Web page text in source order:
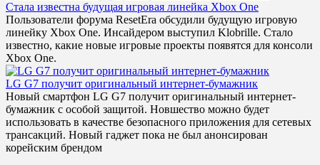
Стала известна будущая игровая линейка Xbox One
Пользователи форума ResetEra обсудили будущую игровую
линейку Xbox One. Инсайдером выступил Klobrille. Стало
известно, какие новые игровые проекты появятся для консоли
Xbox One.
LG G7 получит оригинальный интернет-бумажник
Новый смартфон LG G7 получит оригинальный интернет-
бумажник с особой защитой. Новшество можно будет
использовать в качестве безопасного приложения для сетевых
трансакций. Новый гаджет пока не был анонсирован
корейским брендом